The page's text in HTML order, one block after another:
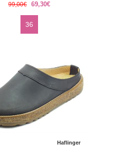
99,00€ 69,30€
36
Haflinger